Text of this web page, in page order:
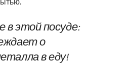
в этой посуде:
о
в еду!